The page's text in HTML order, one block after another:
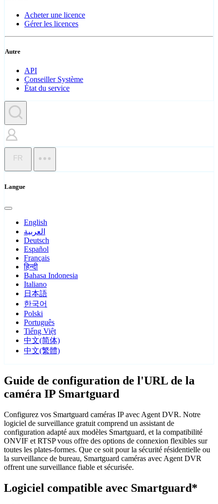
Acheter une licence
Gérer les licences
Autre
API
Conseiller Système
État du service
FR
Langue
English
العربية
Deutsch
Español
Français
हिन्दी
Bahasa Indonesia
Italiano
日本語
한국어
Polski
Português
Tiếng Việt
中文(简体)
中文(繁體)
Guide de configuration de l'URL de la
caméra IP Smartguard
Configurez vos Smartguard caméras IP avec Agent DVR. Notre
logiciel de surveillance gratuit comprend un assistant de
configuration adapté aux modèles Smartguard, et la compatibilité
ONVIF et RTSP vous offre des options de connexion flexibles sur
toutes les plates-formes. Que ce soit pour la sécurité résidentielle ou
la surveillance de bureau, Smartguard caméras avec Agent DVR
offrent une surveillance fiable et sécurisée.
Logiciel compatible avec Smartguard*